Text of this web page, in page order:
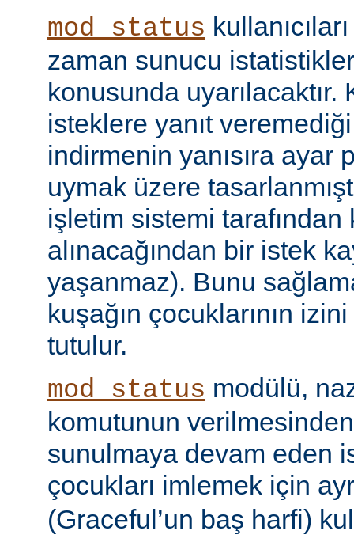
mod_status
zaman sunucu
konusunda
isteklere yanıt
indirmenin yanısıra ayar
uymak üzere
işletim sistemi tarafından
alınacağından bir istek
yaşanmaz). Bunu
kuşağın çocuklarının
tutulur.
mod_status modülü,
komutunun
sunulmaya devam eden
çocukları imlemek için
(Graceful’un baş harfi)